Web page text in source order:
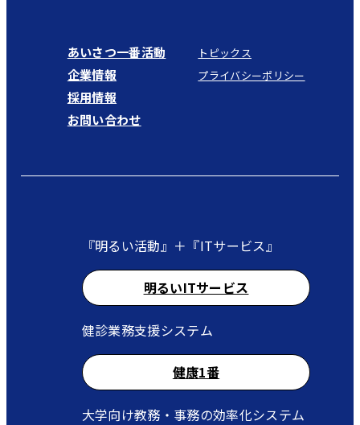
あいさつ一番活動
企業情報
採用情報
お問い合わせ
トピックス
プライバシーポリシー
『明るい活動』＋『ITサービス』
明るいITサービス
健診業務支援システム
健康1番
大学向け教務・事務の効率化システム